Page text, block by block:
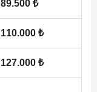
89.500 ₺
110.000 ₺
127.000 ₺